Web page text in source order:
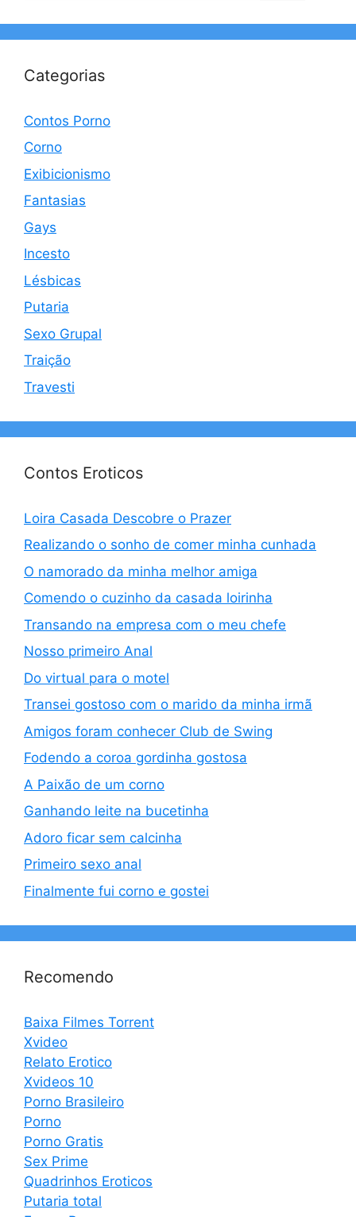
Categorias
Contos Porno
Corno
Exibicionismo
Fantasias
Gays
Incesto
Lésbicas
Putaria
Sexo Grupal
Traição
Travesti
Contos Eroticos
Loira Casada Descobre o Prazer
Realizando o sonho de comer minha cunhada
O namorado da minha melhor amiga
Comendo o cuzinho da casada loirinha
Transando na empresa com o meu chefe
Nosso primeiro Anal
Do virtual para o motel
Transei gostoso com o marido da minha irmã
Amigos foram conhecer Club de Swing
Fodendo a coroa gordinha gostosa
A Paixão de um corno
Ganhando leite na bucetinha
Adoro ficar sem calcinha
Primeiro sexo anal
Finalmente fui corno e gostei
Recomendo
Baixa Filmes Torrent
Xvideo
Relato Erotico
Xvideos 10
Porno Brasileiro
Porno
Porno Gratis
Sex Prime
Quadrinhos Eroticos
Putaria total